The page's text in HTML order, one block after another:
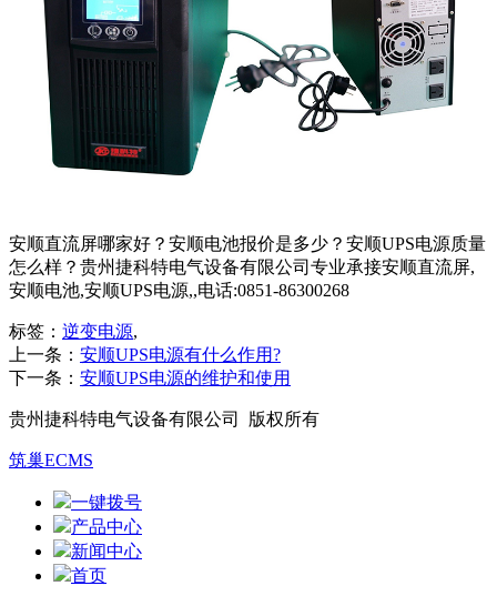
安顺直流屏哪家好？安顺电池报价是多少？安顺UPS电源质量
怎么样？贵州捷科特电气设备有限公司专业承接安顺直流屏,
安顺电池,安顺UPS电源,,电话:0851-86300268
标签： 逆变电源,
上一条： 安顺UPS电源有什么作用?
下一条： 安顺UPS电源的维护和使用
贵州捷科特电气设备有限公司 版权所有
筑巢ECMS
一键拨号
产品中心
新闻中心
首页